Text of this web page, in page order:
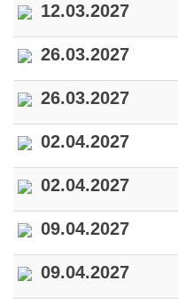
12.03.2027
26.03.2027
26.03.2027
02.04.2027
02.04.2027
09.04.2027
09.04.2027